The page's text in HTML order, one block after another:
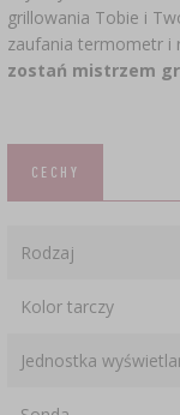
grillowania Tobie i
zaufania termometr i
zostań mistrzem
CECHY
Rodzaj
Kolor tarczy
Jednostka